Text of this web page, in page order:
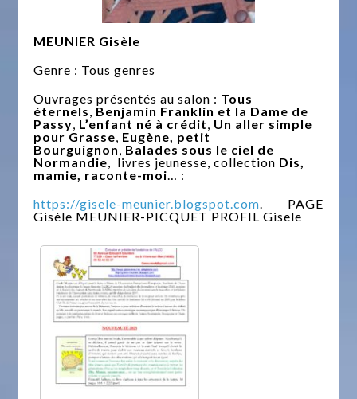
MEUNIER Gisèle
Genre : Tous genres
Ouvrages présentés au salon : Tous
éternels, Benjamin Franklin et la Dame de
Passy, L’enfant né à crédit, Un aller simple
pour Grasse, Eugène, petit
Bourguignon, Balades sous le ciel de
Normandie, livres jeunesse, collection Dis,
mamie, raconte-moi… :
https://gisele-meunier.blogspot.com. PAGE
Gisèle MEUNIER-PICQUET PROFIL Gisele